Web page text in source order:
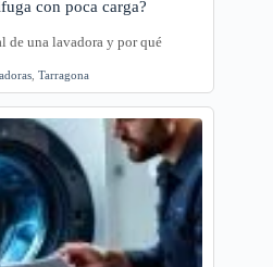
con poca carga?
de una lavadora y por qué
Tarragona